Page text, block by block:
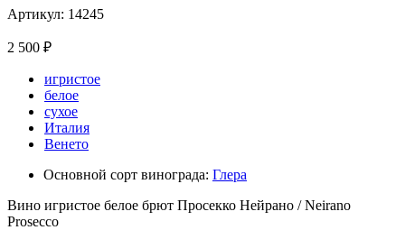
Артикул: 14245
2 500 ₽
игристое
белое
сухое
Италия
Венето
Основной сорт винограда: Глера
Вино игристое белое брют Просекко Нейрано / Neirano
Prosecco